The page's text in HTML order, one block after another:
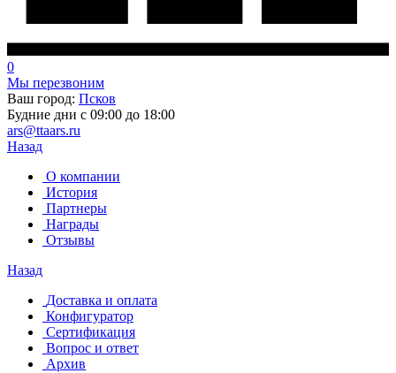
0
Мы перезвоним
Ваш город: Псков
Будние дни с 09:00 до 18:00
ars@ttaars.ru
Назад
О компании
История
Партнеры
Награды
Отзывы
Назад
Доставка и оплата
Конфигуратор
Сертификация
Вопрос и ответ
Архив